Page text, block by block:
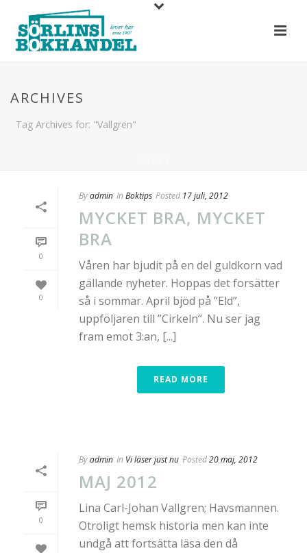
ARCHIVES
Tag Archives for: "Vallgren"
0
0
Byadmin In Boktips Posted 17 juli, 2012
MYCKET BRA, MYCKET
BRA
Våren har bjudit på en del guldkorn vad
gällande nyheter. Hoppas det forsätter
så i sommar. April bjöd på ”Eld”,
uppföljaren till ”Cirkeln”. Nu ser jag
fram emot 3:an, [...]
READ MORE
0
Byadmin In Vi läser just nu Posted20 maj, 2012
MAJ 2012
Lina Carl-Johan Vallgren; Havsmannen.
Otroligt hemsk historia men kan inte
undgå att fortsätta läsa den då